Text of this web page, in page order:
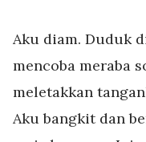
Aku diam. Duduk
mencoba meraba
meletakkan
Aku bangkit dan